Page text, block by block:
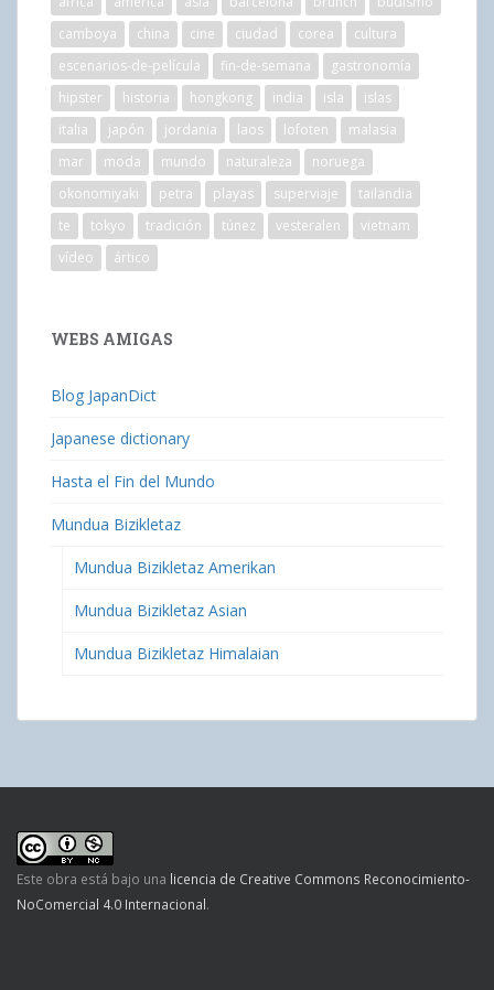
camboya
china cine ciudad corea
cultura
escenarios-de-película
fin-de-semana
gastronomía
hipster
historia hongkong india isla
islas
italia
japón jordania laos lofoten
malasia
mar
moda mundo naturaleza
noruega
okonomiyaki
petra playas superviaje
tailandia
te
tokyo tradición túnez vesteralen
vietnam
vídeo
ártico
WEBS AMIGAS
Blog JapanDict
Japanese dictionary
Hasta el Fin del Mundo
Mundua Bizikletaz
Mundua Bizikletaz Amerikan
Mundua Bizikletaz Asian
Mundua Bizikletaz Himalaian
Este obra está bajo una licencia de Creative Commons Reconocimiento-
NoComercial 4.0 Internacional.